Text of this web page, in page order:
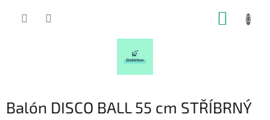
Balón DISCO BALL 55 cm STŘÍBRNÝ